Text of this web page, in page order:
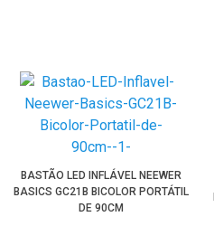
BASTÃO LED INFLÁVEL NEEWER
BASICS GC21B BICOLOR PORTÁTIL
DE 90CM